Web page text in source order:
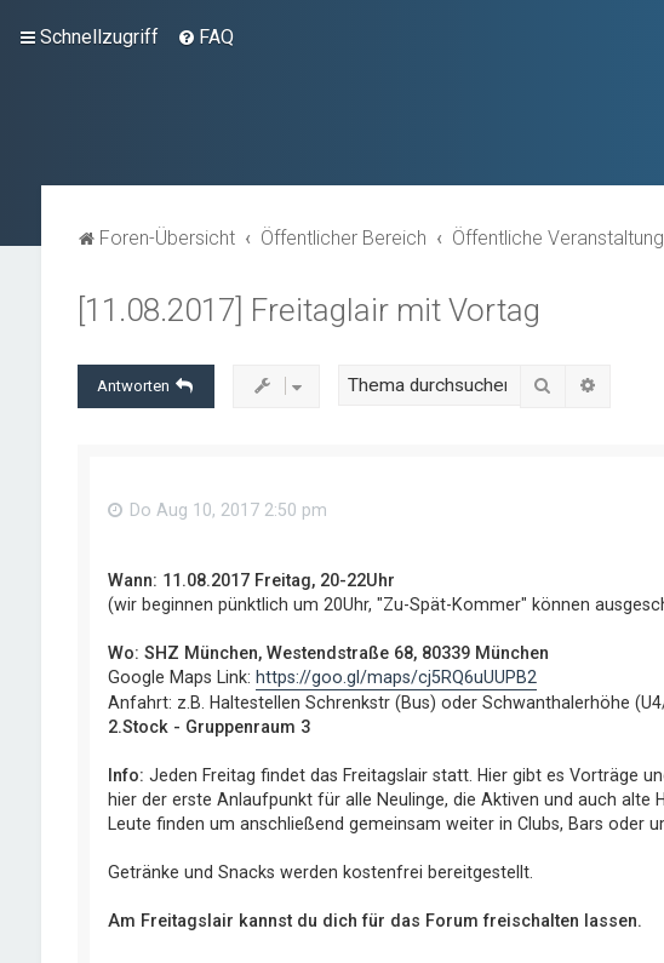
Schnellzugriff FAQ
Foren-Übersicht Öffentlicher Bereich Öffentliche
[11.08.2017] Freitaglair mit Vortag
Antworten Suche
Do Aug 10, 2017 2:50 pm
Wann: 11.08.2017 Freitag, 20-22Uhr
(wir beginnen pünktlich um 20Uhr, "Zu-Spät-Kommer" können
Wo: SHZ München, Westendstraße 68, 80339 München
Google Maps Link: https://goo.gl/maps/cj5RQ6uUUPB2
Anfahrt: z.B. Haltestellen Schrenkstr (Bus) oder Schwanthalerhöhe
2.Stock - Gruppenraum 3
Info: Jeden Freitag findet das Freitagslair statt. Hier gibt es Vorträge
hier der erste Anlaufpunkt für alle Neulinge, die Aktiven und auch
Leute finden um anschließend gemeinsam weiter in Clubs, Bars oder
Getränke und Snacks werden kostenfrei bereitgestellt.
Am Freitagslair kannst du dich für das Forum freischalten lassen.